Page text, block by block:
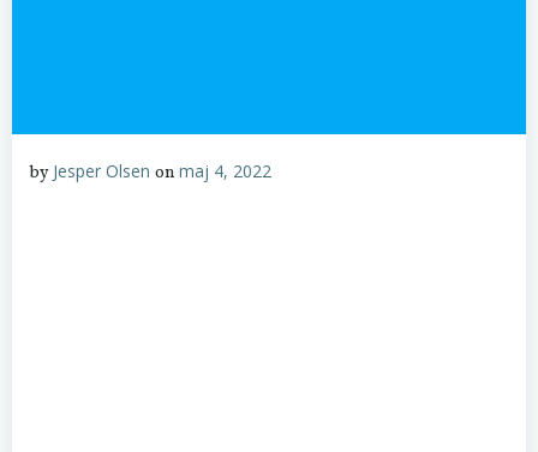
by Jesper Olsen on maj 4, 2022